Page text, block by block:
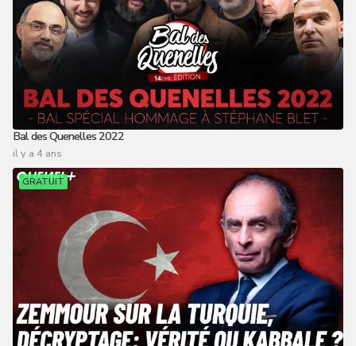
Bal des Quenelles 2022
il y a 4 ans
GRATUIT